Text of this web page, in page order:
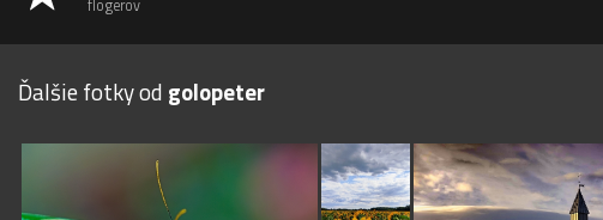
flogerov
Ďalšie fotky od golopeter